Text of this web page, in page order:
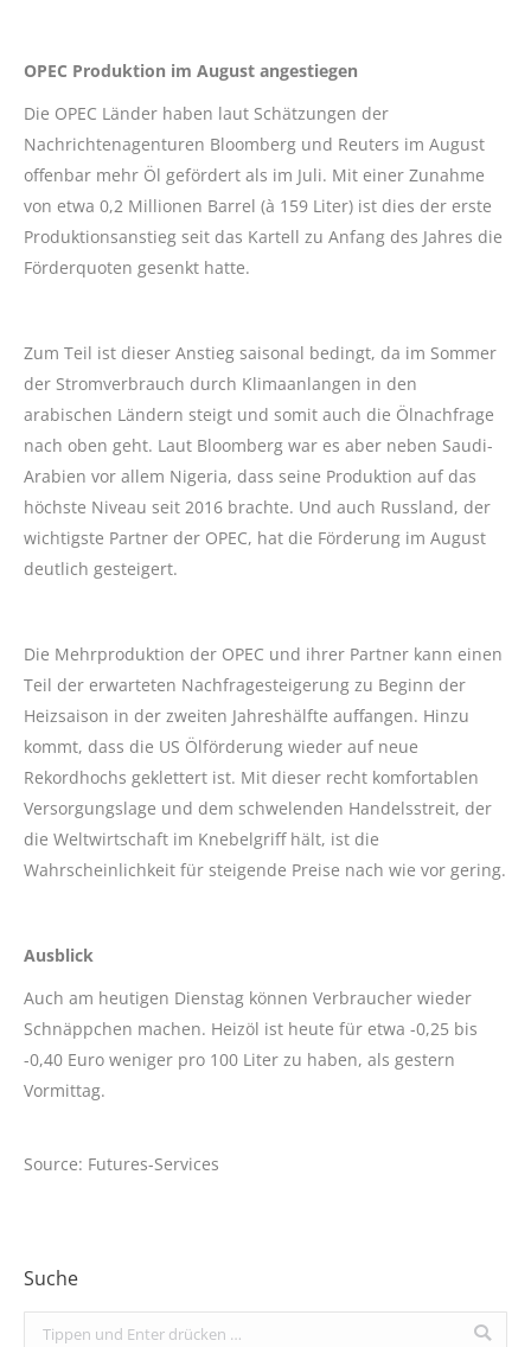
OPEC Produktion im August angestiegen
Die OPEC Länder haben laut Schätzungen der
Nachrichtenagenturen Bloomberg und Reuters im August
offenbar mehr Öl gefördert als im Juli. Mit einer Zunahme
von etwa 0,2 Millionen Barrel (à 159 Liter) ist dies der erste
Produktionsanstieg seit das Kartell zu Anfang des Jahres die
Förderquoten gesenkt hatte.
Zum Teil ist dieser Anstieg saisonal bedingt, da im Sommer
der Stromverbrauch durch Klimaanlangen in den
arabischen Ländern steigt und somit auch die Ölnachfrage
nach oben geht. Laut Bloomberg war es aber neben Saudi-
Arabien vor allem Nigeria, dass seine Produktion auf das
höchste Niveau seit 2016 brachte. Und auch Russland, der
wichtigste Partner der OPEC, hat die Förderung im August
deutlich gesteigert.
Die Mehrproduktion der OPEC und ihrer Partner kann einen
Teil der erwarteten Nachfragesteigerung zu Beginn der
Heizsaison in der zweiten Jahreshälfte auffangen. Hinzu
kommt, dass die US Ölförderung wieder auf neue
Rekordhochs geklettert ist. Mit dieser recht komfortablen
Versorgungslage und dem schwelenden Handelsstreit, der
die Weltwirtschaft im Knebelgriff hält, ist die
Wahrscheinlichkeit für steigende Preise nach wie vor gering.
Ausblick
Auch am heutigen Dienstag können Verbraucher wieder
Schnäppchen machen. Heizöl ist heute für etwa -0,25 bis
-0,40 Euro weniger pro 100 Liter zu haben, als gestern
Vormittag.
Source: Futures-Services
Suche
Search: